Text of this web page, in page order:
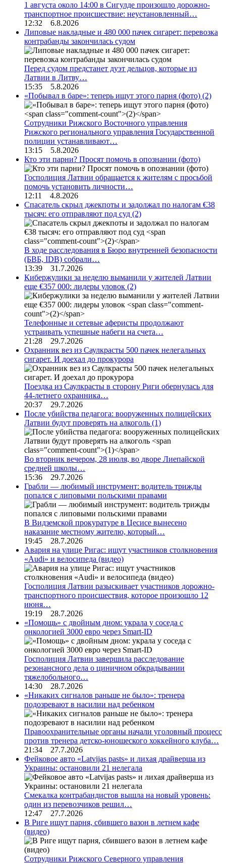
1 августа около 14:00 в Сигулде произошло дорожно-
транспортное происшествие: неустановленный…
12:32 6.8.2026
Липовые накладные и 480 000 пачек сигарет: перевозка
контрабанды закончилась судом
Перед судом предстанет дуэт дельцов, которые из
Латвии в Литву…
15:35 5.8.2026
«Побывал в баре»: теперь ищут этого парня (фото) (2)
Сотрудники Рижского Восточного управления
Рижского регионального управления Государственной
полиции устанавливают…
13:15 5.8.2026
Кто эти парни? Просят помочь в опознании (фото)
Госполиция Латвии обращается к жителям с просьбой
помочь установить личности…
12:11 4.8.2026
Спасатель скрыл джекпоты и задолжал по налогам €38
тысяч: его отправляют под суд (2)
В ходе расследования в Бюро внутренней безопасности
(БВБ, IDB) собрали…
13:39 31.7.2026
Кибержулики за неделю выманили у жителей Латвии
еще €357 000: лидеры уловок (2)
Телефонные и сетевые аферисты продолжают
устраивать успешные набеги на счета…
21:28 29.7.2026
Охранник вез из Саулкрасты 500 пачек нелегальных
сигарет. И доехал до прокурора
Поездка из Саулкрасты в сторону Риги обернулась для
44-летнего охранника…
20:37 29.7.2026
После убийства педагога: вооруженных полицейских
Латвии будут проверять на алкоголь (1)
Во вторник вечером, 28 июля, во дворе Лиепайской
средней школы…
15:36 29.7.2026
Грабли — любимый инструмент: водитель трижды
попался с липовыми польскими правами
В Видземской прокуратуре в Цесисе вынесено
наказание местному жителю, который…
19:45 28.7.2026
Авария на улице Ригас: ищут участников столкновения
«Audi» и велосипеда (видео)
Госполиция Латвии разыскивает участников дорожно-
транспортного происшествия, которое произошло 12
июня…
19:19 28.7.2026
«Помощь» с двойным дном: украла у соседа с
онкологией 3000 евро через Smart-ID
Госполиция Латвии завершила расследование
резонансного дела о циничном обкрадывании
тяжелобольного…
14:30 28.7.2026
«Никаких сигналов раньше не было»: тренера
подозревают в насилии над ребенком
Правоохранительные органы начали уголовный процесс
против тренера детско-юношеского хоккейного клуба…
21:34 27.7.2026
Фейковое авто «Latvijas pasts» и лихая драйверша из
Украины: остановили 21 нелегала
Смекалка контрабандистов вышла на новый уровень:
один из перевозчиков решил…
12:47 27.7.2026
В Риге ищут парня, сбившего вазон в летнем кафе
(видео)
Сотрудники Рижского Северного управления